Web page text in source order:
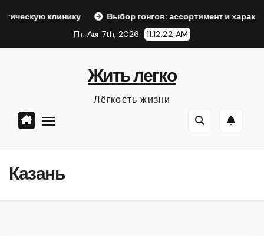
Выбор гонгов: ассортимент и характеристики
Пт. Авг 7th, 2026
11:12:23 AM
Жить легко
Лёгкость жизни
Казань